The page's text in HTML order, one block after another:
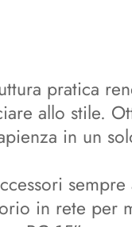
pratica
allo stile.
in un
in rete per